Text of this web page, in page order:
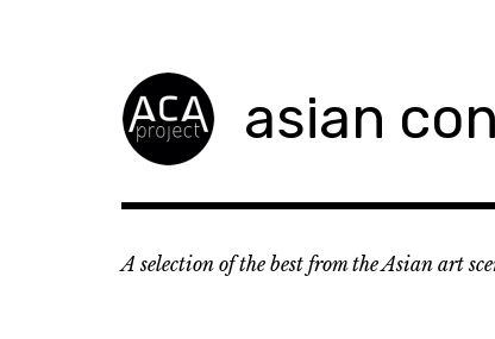
asian
A selection of the best from the Asian art